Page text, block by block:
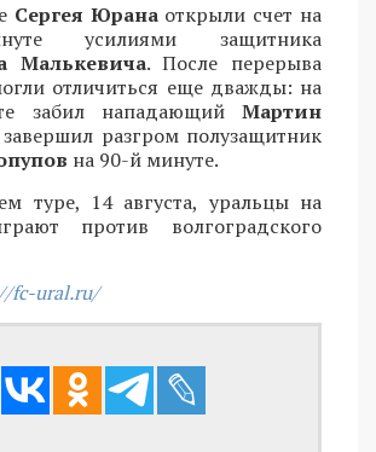
Сергея Юрана открыли счет на
усилиями защитника
Малькевича. После перерыва
отличиться еще дважды: на
забил нападающий Мартин
разгром полузащитник
на 90-й минуте.
туре, 14 августа, уральцы на
против волгоградского
fc-ural.ru/